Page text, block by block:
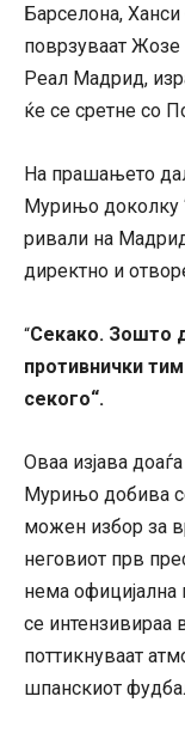
Барселона,
поврзуваат
Реал Мадрид,
ќе се сретне со
На прашањето
Мурињо доколку
ривали на
директно и
“Секако. Зошто
противнички
секого“.
Оваа изјава
Мурињо добива
можен избор за
неговиот прв
нема официјална
се интензивираа
поттикнуваат
шпанскиот